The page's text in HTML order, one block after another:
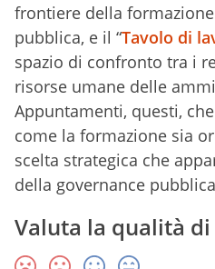
frontiere della
pubblica, e il “Tavolo di
spazio di confronto tra i
risorse umane delle
Appuntamenti, questi,
come la formazione sia
scelta strategica che
della governance
Valuta la qualità